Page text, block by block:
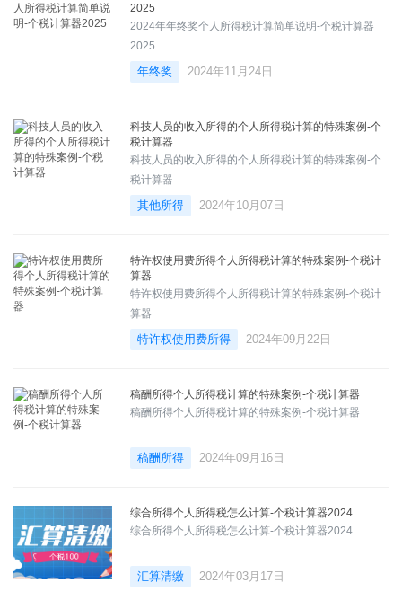
2025
2024年年终奖个人所得税计算简单说明-个税计算器
2025
年终奖 2024年11月24日
科技人员的收入所得的个人所得税计算的特殊案例-个
税计算器
科技人员的收入所得的个人所得税计算的特殊案例-个
税计算器
其他所得 2024年10月07日
特许权使用费所得个人所得税计算的特殊案例-个税计
算器
特许权使用费所得个人所得税计算的特殊案例-个税计
算器
特许权使用费所得 2024年09月22日
稿酬所得个人所得税计算的特殊案例-个税计算器
稿酬所得个人所得税计算的特殊案例-个税计算器
稿酬所得 2024年09月16日
综合所得个人所得税怎么计算-个税计算器2024
综合所得个人所得税怎么计算-个税计算器2024
汇算清缴 2024年03月17日